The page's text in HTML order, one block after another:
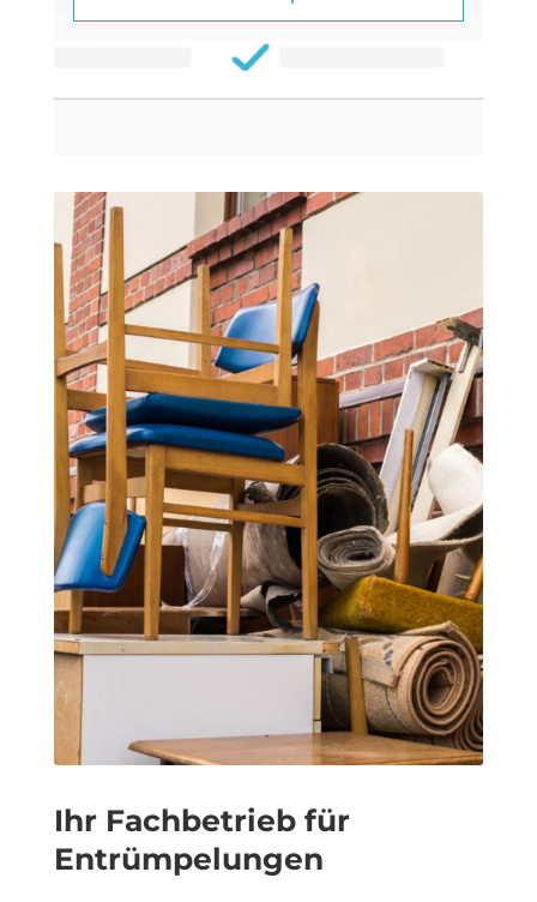
Ihr Fachbetrieb für
Entrümpelungen